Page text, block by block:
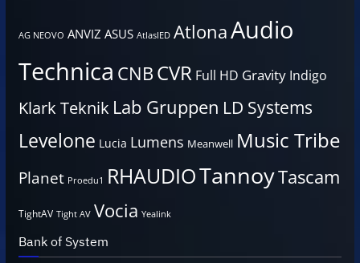
AG NEOVO ANVIZ ASUS AtlasIED AtlonaAudio
Technica CNBCVR Full HD Gravity Indigo
Klark Teknik Lab Gruppen LD Systems
Levelone Lucia Lumens Meanwell Music Tribe
Planet Proedu1 RHAUDIOTannoyTascam
TightAV Tight AV Vocia Yealink
Bank of System